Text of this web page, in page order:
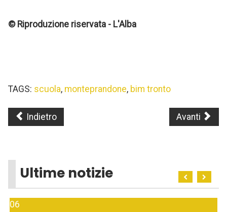
© Riproduzione riservata - L'Alba
TAGS: scuola, monteprandone, bim tronto
Indietro Avanti
Ultime notizie
06